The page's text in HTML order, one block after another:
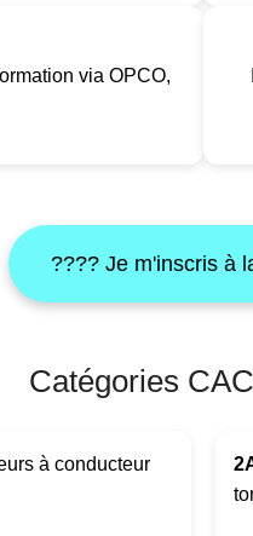
via OPCO,
???? Je m'inscris à
Catégories
à conducteur